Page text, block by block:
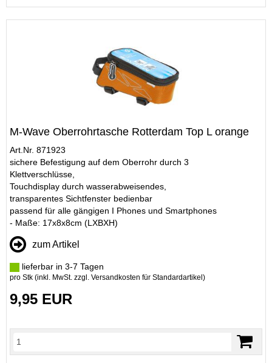
M-Wave Oberrohrtasche Rotterdam Top L orange
Art.Nr. 871923
sichere Befestigung auf dem Oberrohr durch 3
Klettverschlüsse,
Touchdisplay durch wasserabweisendes,
transparentes Sichtfenster bedienbar
passend für alle gängigen I Phones und Smartphones
- Maße: 17x8x8cm (LXBXH)
zum Artikel
lieferbar in 3-7 Tagen
pro Stk (inkl. MwSt. zzgl. Versandkosten für Standardartikel )
9,95 EUR